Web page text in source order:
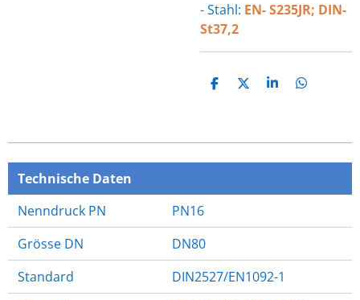
- Stahl: EN- S235JR; DIN-
St37,2
T
E
T
E
T
E
T
E
Technische Daten
Nenndruck PN
PN16
Grösse DN
DN80
Standard
DIN2527/EN1092-1